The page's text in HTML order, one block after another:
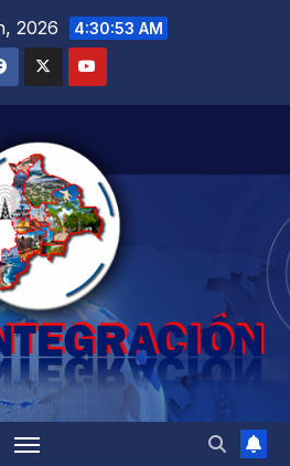
2026 4:30:54 AM